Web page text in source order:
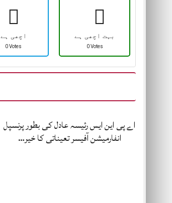
اچھی ہے
0 Votes
بہت اچھی ہے
0 Votes
اے پی این ایس رئیسہ عادل کی بطور پرنسپل
انفارمیشن آفیسر تعیناتی کا خیر…